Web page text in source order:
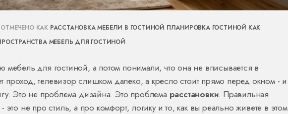
ОТМЕЧЕНО КАК РАССТАНОВКА МЕБЕЛИ В ГОСТИНОЙ ПЛАНИРОВКА ГОСТИНОЙ КАК
МЕБЕЛЬ ДЛЯ ГОСТИНОЙ
мебель для гостиной, а потом понимали, что она не вписывается в
проход, телевизор слишком далеко, а кресло стоит прямо перед окном - и
Это не проблема дизайна. Это проблема расстановки. Правильная
это не про стиль, а про комфорт, логику и то, как вы реально живете в этом